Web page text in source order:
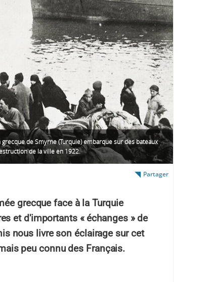
grecque de Smyrne (Turquie) embarque sur des bateaux
de la ville en 1922.
Partager
grecque face à la Turquie
et d'importants « échanges » de
nous livre son éclairage sur cet
peu connu des Français.